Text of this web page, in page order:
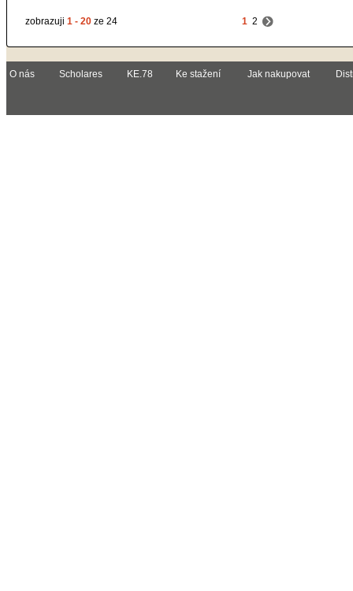
zobrazuji 1 - 20 ze 24 1 2
O nás Scholares KE.78 Ke stažení Jak nakupovat